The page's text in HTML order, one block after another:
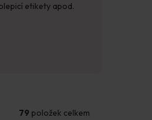
etikety apod.
79 položek celkem